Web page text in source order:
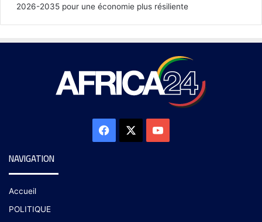
2026-2035 pour une économie plus résiliente
NAVIGATION
Accueil
POLITIQUE